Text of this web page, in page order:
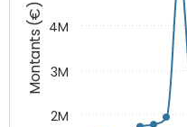
Montants (€)
2M
3M
4M